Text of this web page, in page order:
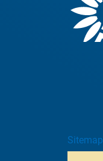
Sitemap